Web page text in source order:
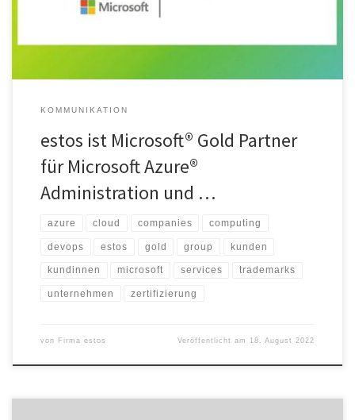
Kundinnen, Kunden und Partner der estos profitieren
KOMMUNIKATION
estos ist Microsoft® Gold Partner
für Microsoft Azure®
Administration und …
azure cloud companies computing
devops estos gold group kunden
kundinnen microsoft services trademarks
unternehmen zertifizierung
von Firma estos Veröffentlicht am 18. August 2022